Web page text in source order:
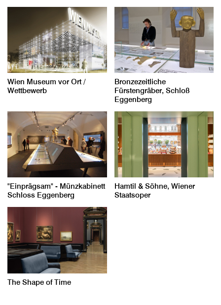
Wien Museum vor Ort /
Wettbewerb
Bronzezeitliche
Fürstengräber, Schloß
Eggenberg
"Einprägsam" - Münzkabinett
Schloss Eggenberg
Hamtil & Söhne, Wiener
Staatsoper
The Shape of Time